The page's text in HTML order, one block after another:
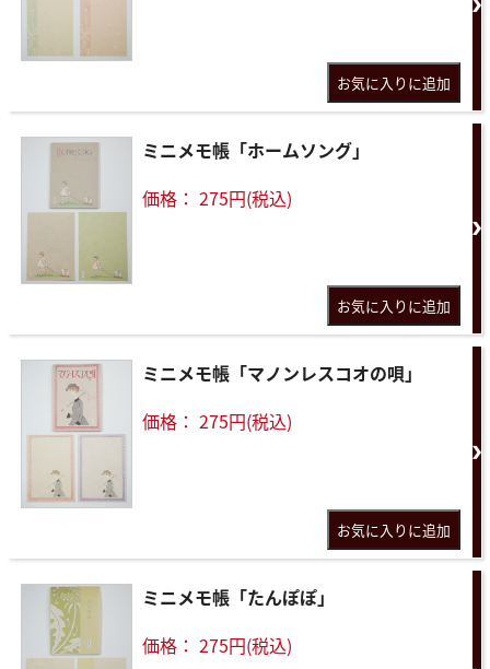
ミニメモ帳「ホームソング」
価格： 275円(税込)
ミニメモ帳「マノンレスコオの唄」
価格： 275円(税込)
ミニメモ帳「たんぽぽ」
価格： 275円(税込)